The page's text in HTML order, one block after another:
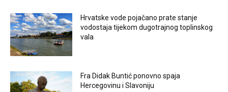
Hrvatske vode pojačano prate stanje
vodostaja tijekom dugotrajnog toplinskog
vala
Fra Didak Buntić ponovno spaja
Hercegovinu i Slavoniju